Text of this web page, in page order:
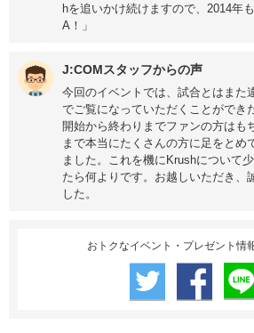
hを追いかけ続けますので、2014年
A！」
J:COMスタッフからの声
今回のイベントでは、試合とはまた
でご覧になっていただくことができ
開始から終わりまでファンの方はも
まで本当にたくさんの方に足をとめ
ました。これを機にKrushについて
たら何よりです。お越しいただき、
した。
おトクなイベント・プレゼント情